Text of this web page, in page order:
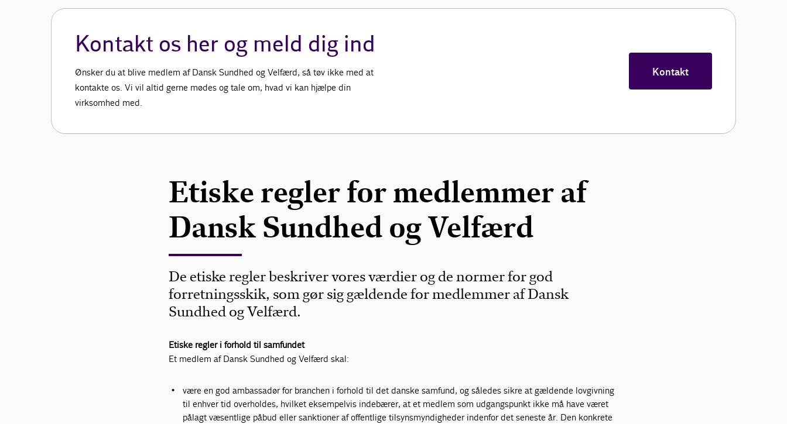
Kontakt os her og meld dig ind
Ønsker du at blive medlem af Dansk Sundhed og Velfærd, så tøv ikke med at
kontakte os. Vi vil altid gerne mødes og tale om, hvad vi kan hjælpe din
virksomhed med.
Kontakt
Etiske regler for medlemmer af
Dansk Sundhed og Velfærd
De etiske regler beskriver vores værdier og de normer for god
forretningsskik, som gør sig gældende for medlemmer af Dansk
Sundhed og Velfærd.
Etiske regler i forhold til samfundet
Et medlem af Dansk Sundhed og Velfærd skal:
være en god ambassadør for branchen i forhold til det danske samfund, og således sikre at gældende lovgivning
til enhver tid overholdes, hvilket eksempelvis indebærer, at et medlem som udgangspunkt ikke må have været
pålagt væsentlige påbud eller sanktioner af offentlige tilsynsmyndigheder indenfor det seneste år. Den konkrete